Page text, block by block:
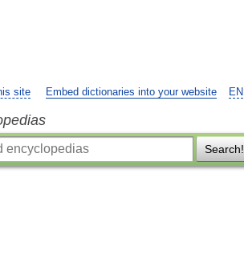
EN
site Embed dictionaries into your website
Search!